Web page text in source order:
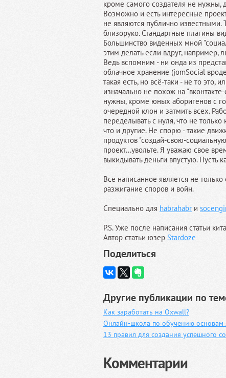
кроме самого создателя не нужны,
Возможно и есть интересные
не являются публично известными.
близоруко. Стандартные плагины
Большинство виденных мной
этим делать если вдруг, например,
Ведь вспомним - ни онда из
облачное хранение (jomSocial
такая есть, но всё-таки - не то это,
изначально не похож на
нужны, кроме юных аборигенов с
очередной клон и затмить всех.
переделывать с нуля, что не
что и другие. Не спорю - такие
продуктов "создай-свою-
проект...увольте. Я уважаю свое
выкидывать деньги впустую.
Всё написанное является не
разжигание споров и войн.
Специально для habrahabr и
P.S. Уже после написания статьи
Автор статьи юзер Stardoze
Поделиться
Другие публикации по
Как заработать на Oxwall?
Онлайн-школа по обучению основам
13 правил для создания успешного
Комментарии